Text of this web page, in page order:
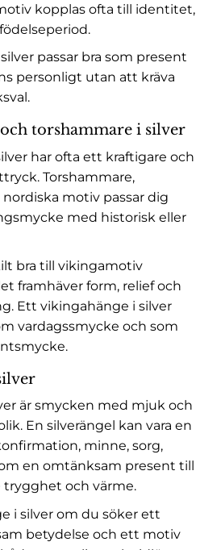
kopplas ofta till identitet,
passar bra som present
personligt utan att kräva
torshammare i silver
har ofta ett kraftigare och
Torshammare,
motiv passar dig
med historisk eller
bra till vikingamotiv
framhäver form, relief och
Ett vikingahänge i silver
vardagssmycke och som
är smycken med mjuk och
En silverängel kan vara en
minne, sorg,
en omtänksam present till
trygghet och värme.
i silver om du söker ett
betydelse och ett motiv